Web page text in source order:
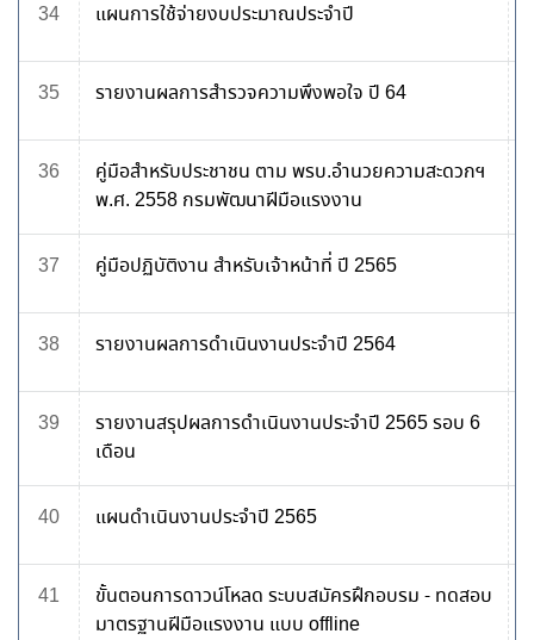
34 แผนการใช้จ่ายงบประมาณประจำปี
35 รายงานผลการสำรวจความพึงพอใจ ปี 64
36
คู่มือสำหรับประชาชน ตาม พรบ.อำนวยความสะดวกฯ
พ.ศ. 2558 กรมพัฒนาฝีมือแรงงาน
37 คู่มือปฏิบัติงาน สำหรับเจ้าหน้าที่ ปี 2565
38 รายงานผลการดำเนินงานประจำปี 2564
39
รายงานสรุปผลการดำเนินงานประจำปี 2565 รอบ 6
เดือน
40 แผนดำเนินงานประจำปี 2565
41
ขั้นตอนการดาวน์โหลด ระบบสมัครฝึกอบรม - ทดสอบ
มาตรฐานฝีมือแรงงาน แบบ offline